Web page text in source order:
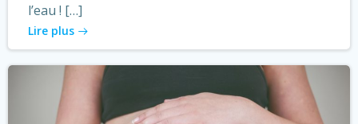
l’eau ! […]
Lire plus